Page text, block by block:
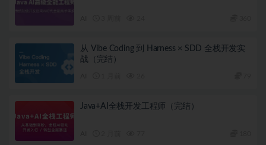
从 Vibe Coding 到 Harness × SDD 全栈开发实
战（完结）
Java+AI全栈开发工程师（完结）